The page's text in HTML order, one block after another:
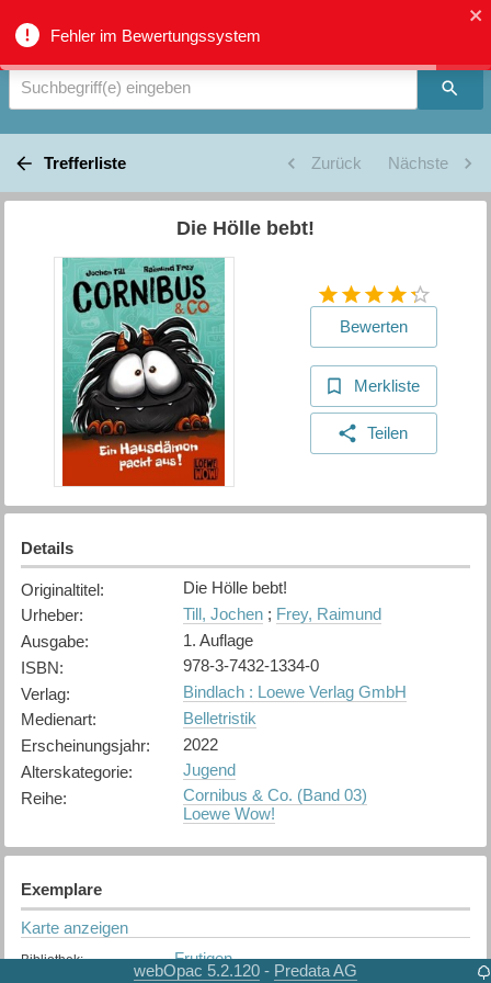
Fehler im Bewertungssystem
Verbundkatalog Region Thun - Oberland - Suche
Suchbegriff(e) eingeben
Trefferliste Zurück Nächste
Die Hölle bebt!
Bewerten
Merkliste
Teilen
Details
Originaltitel:
Die Hölle bebt!
Urheber: Till, Jochen; Frey, Raimund
Ausgabe:
1. Auflage
ISBN:
978-3-7432-1334-0
Verlag:
Bindlach : Loewe Verlag GmbH
Medienart:
Belletristik
Erscheinungsjahr:
2022
Alterskategorie:
Jugend
Reihe:
Cornibus & Co. (Band 03)
Loewe Wow!
Exemplare
Karte anzeigen
Bibliothek: Frutigen
webOpac 5.2.120 - Predata AG